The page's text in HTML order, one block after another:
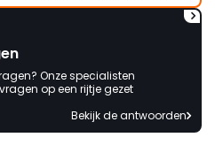
Onze specialisten
op een rijtje gezet
Bekijk de antwoorden